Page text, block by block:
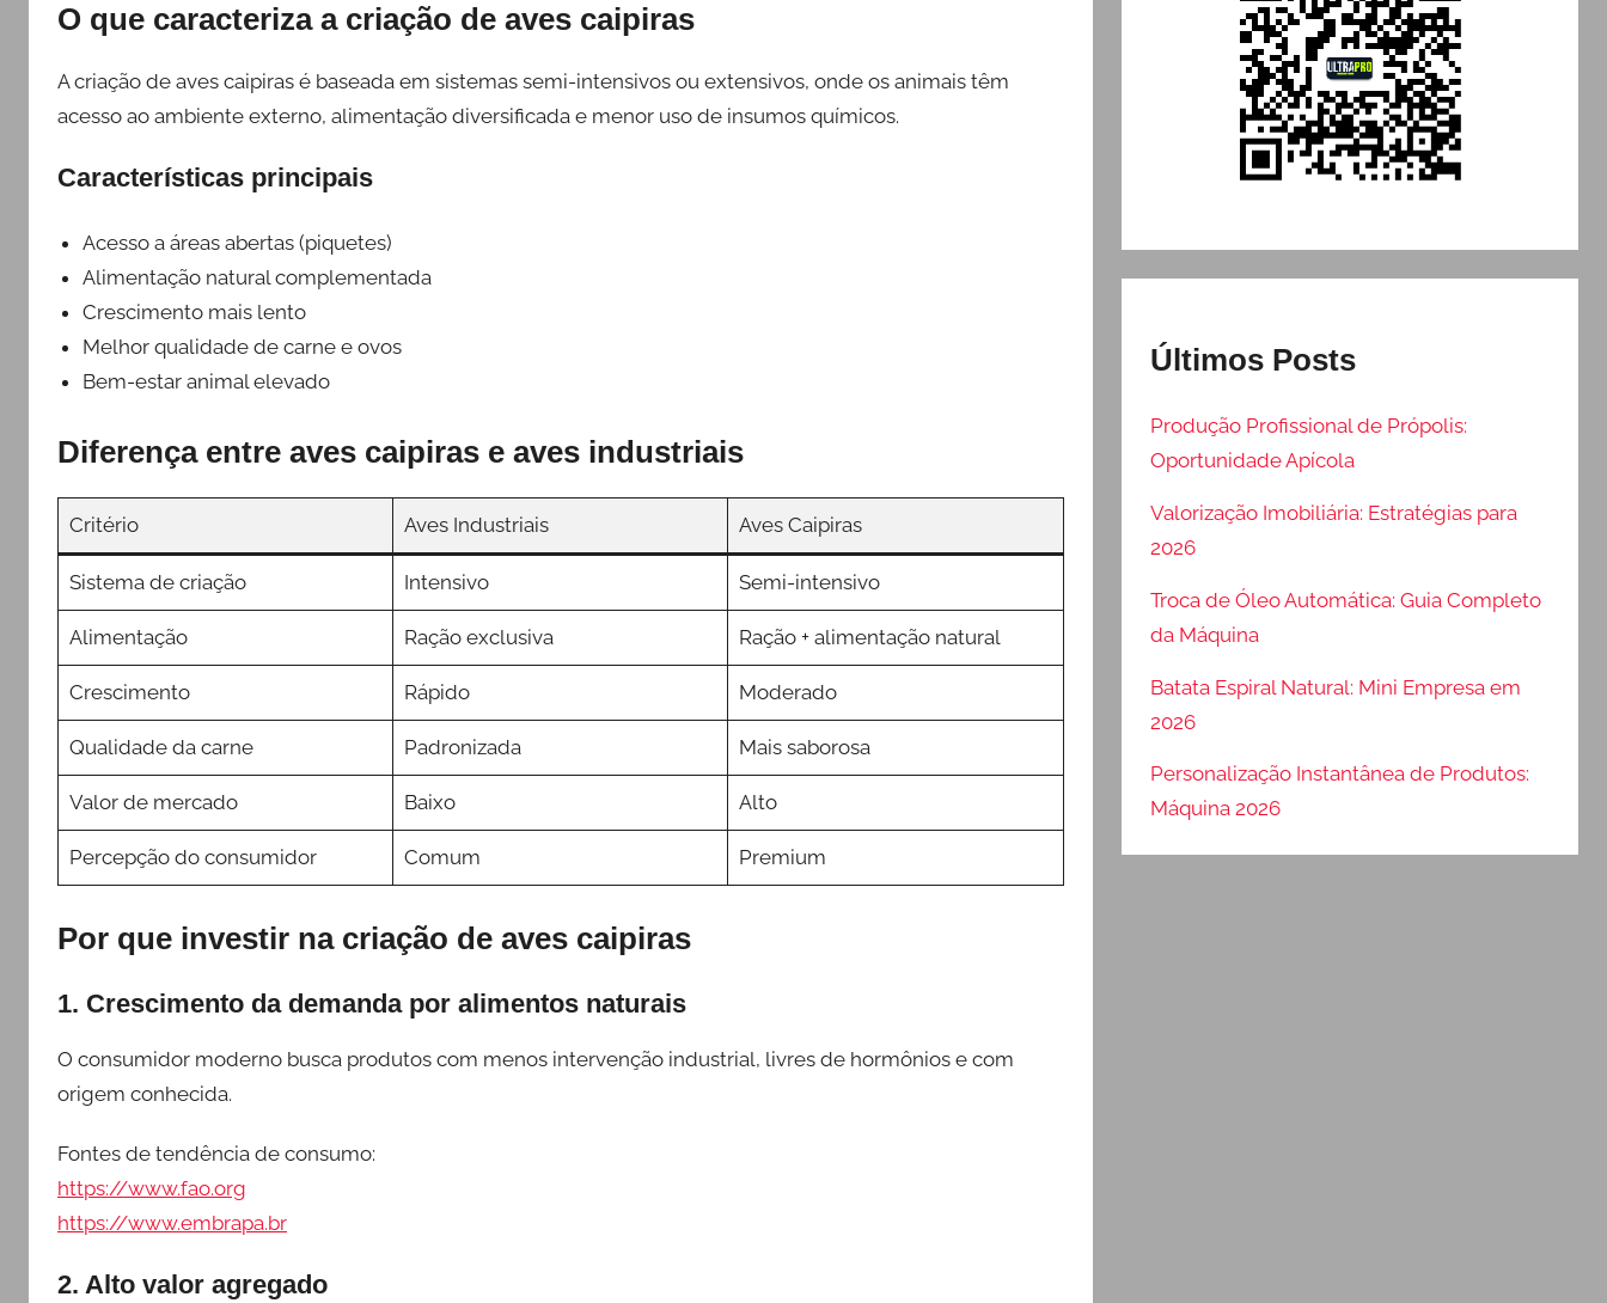
O que caracteriza a criação de aves caipiras
A criação de aves caipiras é baseada em sistemas semi-intensivos ou extensivos, onde os animais têm
acesso ao ambiente externo, alimentação diversificada e menor uso de insumos químicos.
Características principais
Acesso a áreas abertas (piquetes)
Alimentação natural complementada
Crescimento mais lento
Melhor qualidade de carne e ovos
Bem-estar animal elevado
Diferença entre aves caipiras e aves industriais
Critério Aves Industriais Aves Caipiras
Sistema de criação Intensivo Semi-intensivo
Alimentação Ração exclusiva Ração + alimentação natural
Crescimento Rápido Moderado
Qualidade da carne Padronizada Mais saborosa
Valor de mercado Baixo Alto
Percepção do consumidor Comum Premium
Por que investir na criação de aves caipiras
1. Crescimento da demanda por alimentos naturais
O consumidor moderno busca produtos com menos intervenção industrial, livres de hormônios e com
origem conhecida.
Fontes de tendência de consumo:
https://www.fao.org
https://www.embrapa.br
2. Alto valor agregado
Últimos Posts
Produção Profissional de Própolis:
Oportunidade Apícola
Valorização Imobiliária: Estratégias para
2026
Troca de Óleo Automática: Guia Completo
da Máquina
Batata Espiral Natural: Mini Empresa em
2026
Personalização Instantânea de Produtos:
Máquina 2026